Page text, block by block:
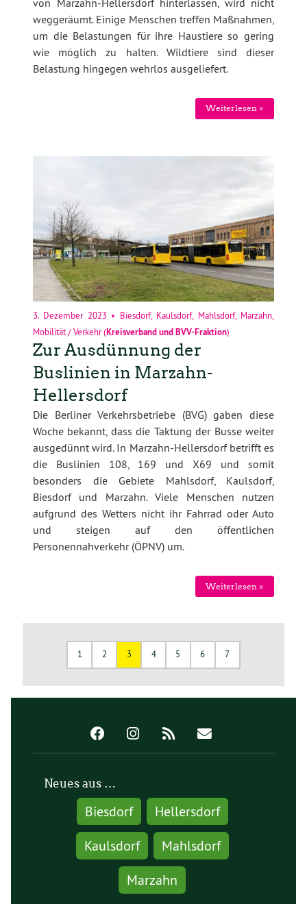
weggeräumt. Einige Menschen treffen Maßnahmen,
um die Belastungen für ihre Haustiere so gering
wie möglich zu halten. Wildtiere sind dieser
Belastung hingegen wehrlos ausgeliefert.
Weiterlesen »
3. Dezember 2023 • Biesdorf, Kaulsdorf, Mahlsdorf, Marzahn
Mobilität / Verkehr(KreisverbandundBVV-Fraktion)
Zur Ausdünnung der
Buslinien in Marzahn-
Hellersdorf
Die Berliner Verkehrsbetriebe (BVG) gaben diese
Woche bekannt, dass die Taktung der Busse weiter
ausgedünnt wird. In Marzahn-Hellersdorf betrifft es
die Buslinien 108, 169 und X69 und somit
besonders die Gebiete Mahlsdorf, Kaulsdorf,
Biesdorf und Marzahn. Viele Menschen nutzen
aufgrund des Wetters nicht ihr Fahrrad oder Auto
und steigen auf den öffentlichen
Personennahverkehr (ÖPNV) um.
Weiterlesen »
1 2 3 4 5 6 7
Neues aus …
Biesdorf
Hellersdorf
Kaulsdorf
Mahlsdorf
Marzahn